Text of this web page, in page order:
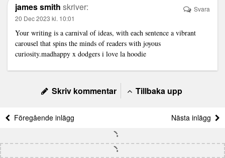
james smith skriver:
20 Dec 2023 kl. 10:01
Your writing is a carnival of ideas, with each sentence a vibrant
carousel that spins the minds of readers with joyous
curiosity.madhappy x dodgers i love la hoodie
Svara
Skriv kommentar Tillbaka upp
Föregående inlägg Nästa inlägg